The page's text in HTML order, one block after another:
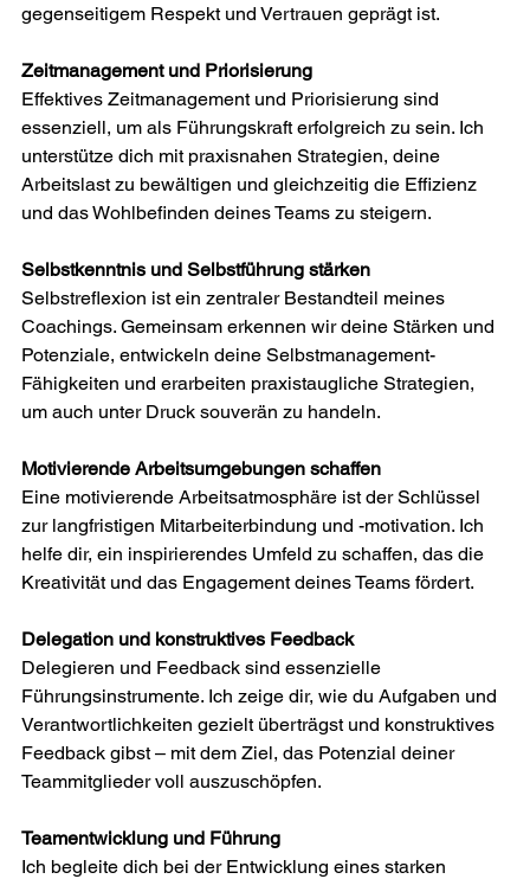
gegenseitigem Respekt und Vertrauen geprägt ist.
Zeitmanagement und Priorisierung
Effektives Zeitmanagement und Priorisierung sind
essenziell, um als Führungskraft erfolgreich zu sein. Ich
unterstütze dich mit praxisnahen Strategien, deine
Arbeitslast zu bewältigen und gleichzeitig die Effizienz
und das Wohlbefinden deines Teams zu steigern.
Selbstkenntnis und Selbstführung stärken
Selbstreflexion ist ein zentraler Bestandteil meines
Coachings. Gemeinsam erkennen wir deine Stärken und
Potenziale, entwickeln deine Selbstmanagement-
Fähigkeiten und erarbeiten praxistaugliche Strategien,
um auch unter Druck souverän zu handeln.
Motivierende Arbeitsumgebungen schaffen
Eine motivierende Arbeitsatmosphäre ist der Schlüssel
zur langfristigen Mitarbeiterbindung und -motivation. Ich
helfe dir, ein inspirierendes Umfeld zu schaffen, das die
Kreativität und das Engagement deines Teams fördert.
Delegation und konstruktives Feedback
Delegieren und Feedback sind essenzielle
Führungsinstrumente. Ich zeige dir, wie du Aufgaben und
Verantwortlichkeiten gezielt überträgst und konstruktives
Feedback gibst – mit dem Ziel, das Potenzial deiner
Teammitglieder voll auszuschöpfen.
Teamentwicklung und Führung
Ich begleite dich bei der Entwicklung eines starken